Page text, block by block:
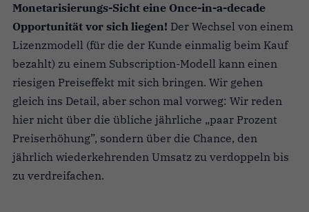
Monetarisierungs-Sicht eine Once-in-a-decade
Opportunität vor sich liegen! Der Wechsel von einem
Lizenzmodell (für die der Kunde einmalig beim Kauf
bezahlt) zu einem Subscription-Modell kann einen
riesigen Preiseffekt mit sich bringen. Wir gehen
gleich ins Detail, aber schon mal vorweg: Wir reden
hier nicht über die übliche jährliche „paar Prozent
Preiserhöhung”, sondern über die Chance, den
jährlich wiederkehrenden Umsatz zu verdoppeln bis
zu verdreifachen.